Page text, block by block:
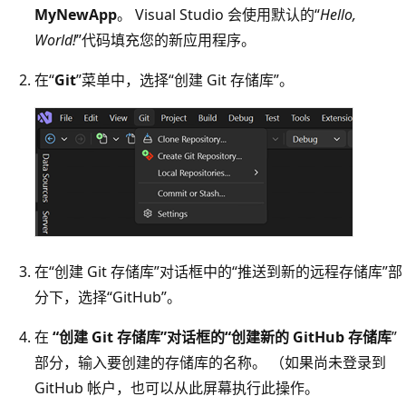
MyNewApp。 Visual Studio 会使用默认的“Hello,
World!”代码填充您的新应用程序。
在“Git”菜单中，选择“创建 Git 存储库”。
在“创建 Git 存储库”对话框中的“推送到新的远程存储库”部
分下，选择“GitHub”。
在 “创建 Git 存储库”对话框的“创建新的 GitHub 存储库”
部分，输入要创建的存储库的名称。 （如果尚未登录到
GitHub 帐户，也可以从此屏幕执行此操作。